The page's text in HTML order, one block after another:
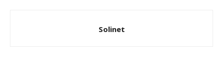
Solinet